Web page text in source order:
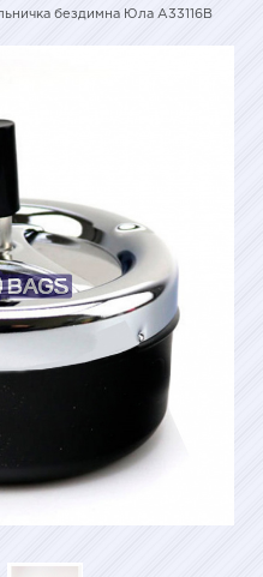
бездимна Юла A33116B